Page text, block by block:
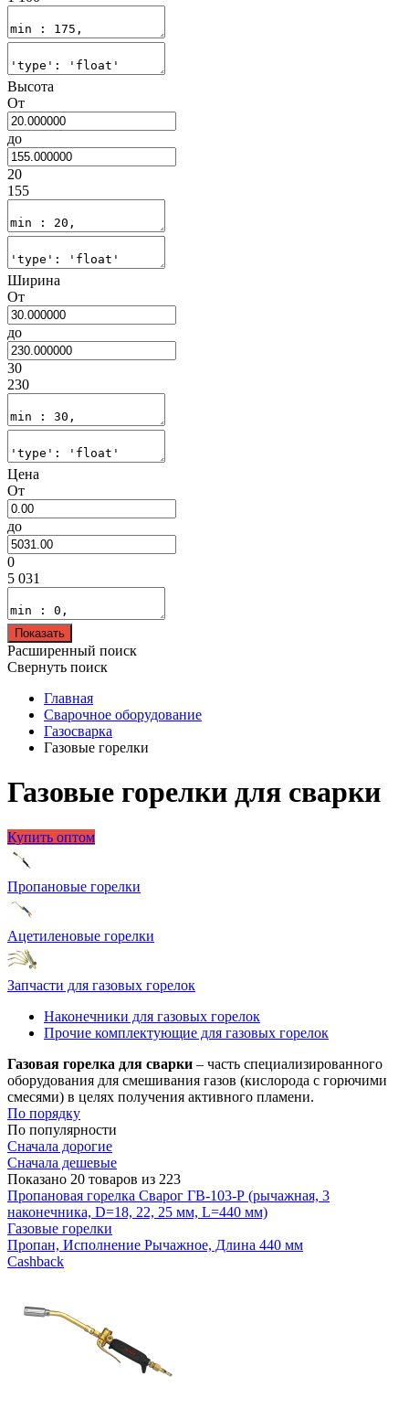
Высота
От
до
20
155
Ширина
От
до
30
230
Цена
От
до
0
5 031
Показать
Расширенный поиск
Свернуть поиск
Главная
Сварочное оборудование
Газосварка
Газовые горелки
Газовые горелки для сварки
Купить оптом
Пропановые горелки
Ацетиленовые горелки
Запчасти для газовых горелок
Наконечники для газовых горелок
Прочие комплектующие для газовых горелок
Газовая горелка для сварки – часть специализированного
оборудования для смешивания газов (кислорода с горючими
смесями) в целях получения активного пламени.
По порядку
По популярности
Сначала дорогие
Сначала дешевые
Показано 20 товаров из 223
Пропановая горелка Сварог ГВ-103-Р (рычажная, 3
наконечника, D=18, 22, 25 мм, L=440 мм)
Газовые горелки
Пропан, Исполнение Рычажное, Длина 440 мм
Cashback